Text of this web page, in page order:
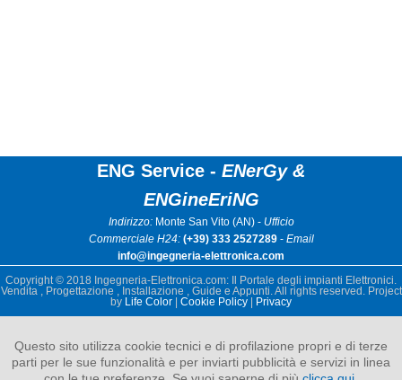
ENG Service - ENerGy &
ENGineEriNG
Indirizzo:Monte San Vito (AN) - Ufficio
Commerciale H24: (+39) 333 2527289- Email
info@ingegneria-elettronica.com
Copyright © 2018 Ingegneria-Elettronica.com: Il Portale degli impianti Elettronici.
Vendita , Progettazione , Installazione , Guide e Appunti. All rights reserved. Project
by Life Color Cookie Policy Privacy
Questo sito utilizza cookie tecnici e di profilazione propri e di terze
parti per le sue funzionalità e per inviarti pubblicità e servizi in linea